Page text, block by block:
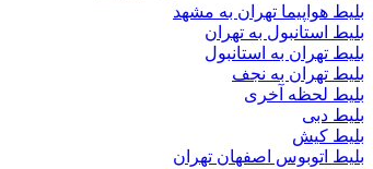
بلیط هواپیما تهران به مشهد
بلیط استانبول به تهران
بلیط تهران به استانبول
بلیط تهران به نجف
بلیط لحظه آخری
بلیط دبی
بلیط کیش
بلیط اتوبوس اصفهان تهران